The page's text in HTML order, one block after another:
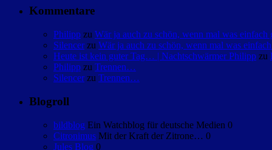
Kommentare
Philipp zu Wär ja auch zu schön, wenn mal was
Silencer zu Wär ja auch zu schön, wenn mal was
Heute ist kein guter Tag… | Nachtschwärmer Philipp zu
Philipp zu Trennen…
Silencer zu Trennen…
Blogroll
bildblog Ein Watchblog für deutsche Medien 0
Citronimus Mit der Kraft der Zitrone… 0
Jules Blog 0